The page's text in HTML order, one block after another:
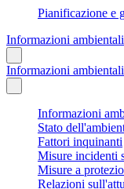
Pianificazione e
Informazioni ambientali
Informazioni ambientali
Informazioni
Stato
Fattori inquinanti
Misure incidenti
Misure a
Relazioni